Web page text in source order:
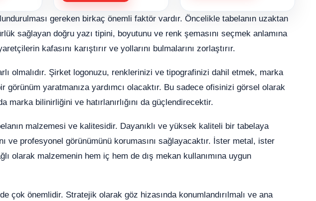
gereken birkaç önemli faktör vardır. Öncelikle tabelanın uzaktan
sağlayan doğru yazı tipini, boyutunu ve renk şemasını seçmek anlamına
kafasını karıştırır ve yollarını bulmalarını zorlaştırır.
olmalıdır. Şirket logonuzu, renklerinizi ve tipografinizi dahil etmek, marka
görünüm yaratmanıza yardımcı olacaktır. Bu sadece ofisinizi görsel olarak
bilinirliğini ve hatırlanırlığını da güçlendirecektir.
malzemesi ve kalitesidir. Dayanıklı ve yüksek kaliteli bir tabelaya
ve profesyonel görünümünü korumasını sağlayacaktır. İster metal, ister
olarak malzemenin hem iç hem de dış mekan kullanımına uygun
çok önemlidir. Stratejik olarak göz hizasında konumlandırılmalı ve ana